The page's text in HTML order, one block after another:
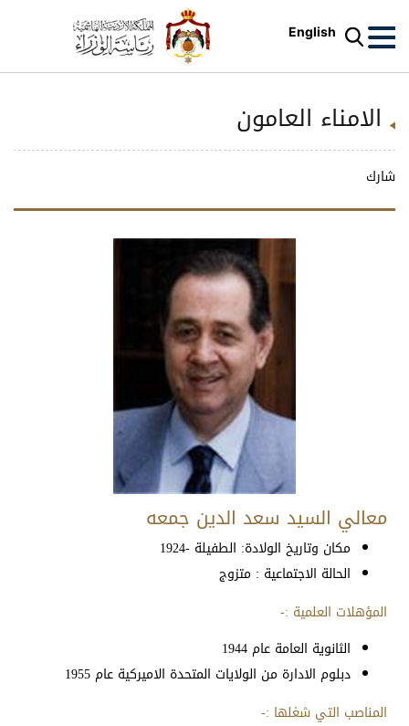
English
الامناء العامون
شارك
معالي السيد سعد الدين جمعه
مكان وتاريخ الولادة: الطفيلة -1924
الحالة الاجتماعية : متزوج
المؤهلات العلمية :-
الثانوية العامة عام 1944
دبلوم الادارة من الولايات المتحدة الاميركية عام 1955
المناصب التي شغلها :-